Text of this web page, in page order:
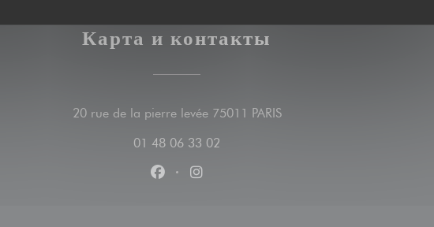
Карта и контакты
20 rue de la pierre levée 75011 PARIS((открывается в новом окне))
01 48 06 33 02
Facebook ((открывается в новом окне))
Instagram ((открывается в новом окне))